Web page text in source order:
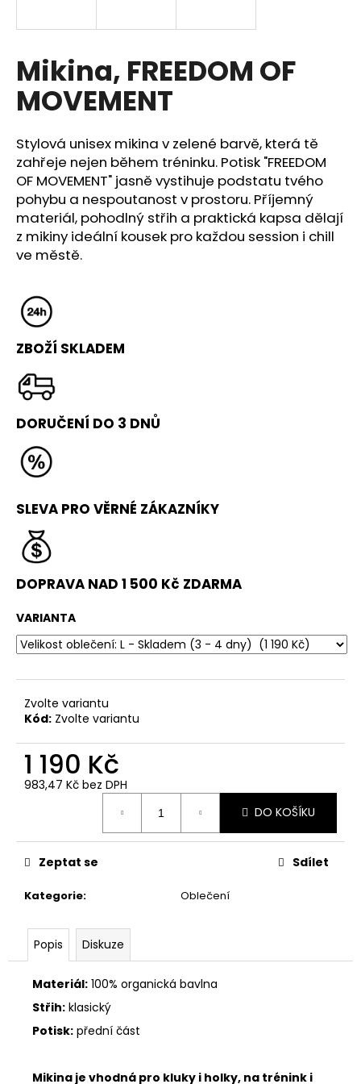
Mikina, FREEDOM OF
MOVEMENT
Stylová unisex mikina v zelené barvě, která tě
zahřeje nejen během tréninku. Potisk "FREEDOM
OF MOVEMENT" jasně vystihuje podstatu tvého
pohybu a nespoutanost v prostoru. Příjemný
materiál, pohodlný střih a praktická kapsa dělají
z mikiny ideální kousek pro každou session i chill
ve městě.
ZBOŽÍ SKLADEM
DORUČENÍ DO 3 DNŮ
SLEVA PRO VĚRNÉ ZÁKAZNÍKY
DOPRAVA NAD 1 500 Kč ZDARMA
VARIANTA
Zvolte variantu
Kód: Zvolte variantu
1 190 Kč
983,47 Kč bez DPH
DO KOŠÍKU
Kategorie: Oblečení
Zeptat se Sdílet
Popis Diskuze
Materiál: 100% organická bavlna
Střih: klasický
Potisk: přední část
Mikina je vhodná pro kluky i holky, na trénink i
í
t
?
HLEDAT
D
o
u
u
j
e
m
e
STICK
LINE
490
Kč